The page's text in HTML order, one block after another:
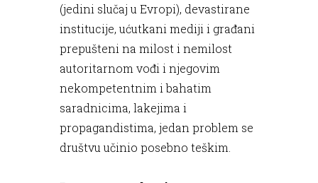
(jedini slučaj u Evropi), devastirane
institucije, ućutkani mediji i građani
prepušteni na milost i nemilost
autoritarnom vođi i njegovim
nekompetentnim i bahatim
saradnicima, lakejima i
propagandistima, jedan problem se
društvu učinio posebno teškim.